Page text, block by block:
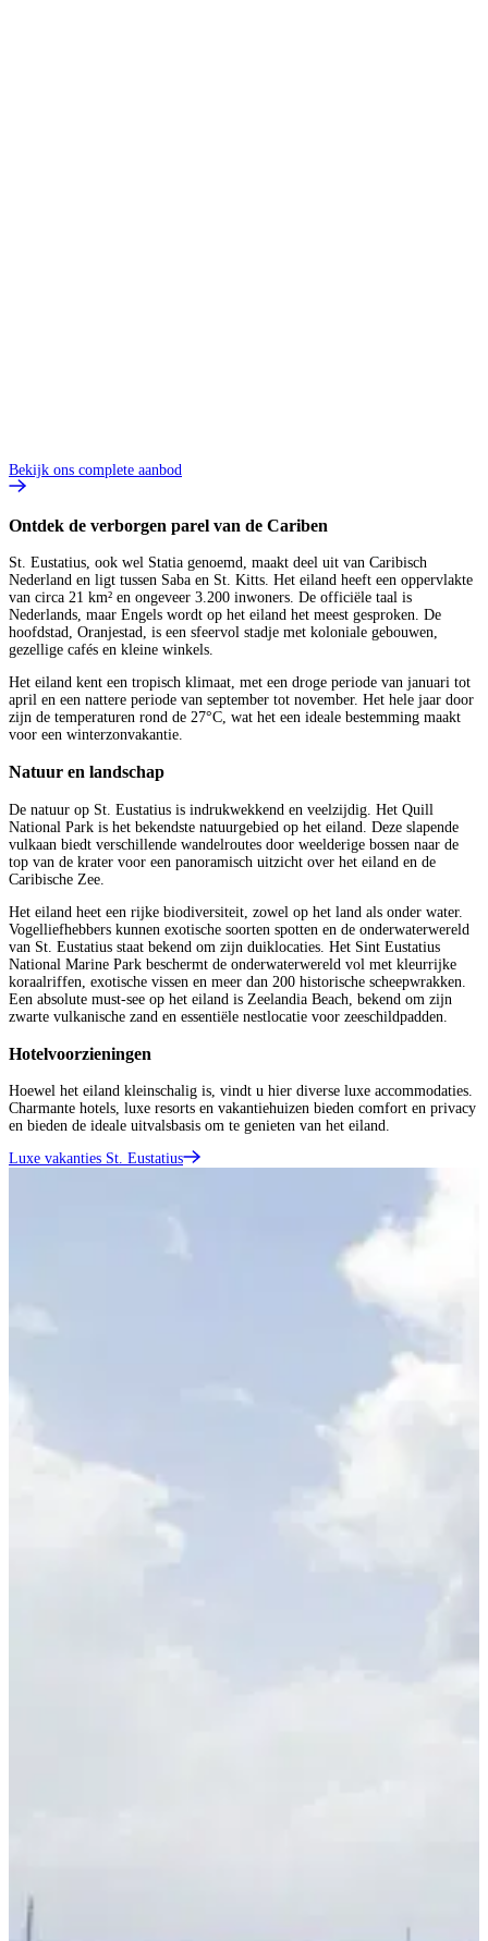
Bekijk ons complete aanbod
Ontdek de verborgen parel van de Cariben
St. Eustatius, ook wel Statia genoemd, maakt deel uit van Caribisch
Nederland en ligt tussen Saba en St. Kitts. Het eiland heeft een oppervlakte
van circa 21 km² en ongeveer 3.200 inwoners. De officiële taal is
Nederlands, maar Engels wordt op het eiland het meest gesproken. De
hoofdstad, Oranjestad, is een sfeervol stadje met koloniale gebouwen,
gezellige cafés en kleine winkels.
Het eiland kent een tropisch klimaat, met een droge periode van januari tot
april en een nattere periode van september tot november. Het hele jaar door
zijn de temperaturen rond de 27°C, wat het een ideale bestemming maakt
voor een winterzonvakantie.
Natuur en landschap
De natuur op St. Eustatius is indrukwekkend en veelzijdig. Het Quill
National Park is het bekendste natuurgebied op het eiland. Deze slapende
vulkaan biedt verschillende wandelroutes door weelderige bossen naar de
top van de krater voor een panoramisch uitzicht over het eiland en de
Caribische Zee.
Het eiland heet een rijke biodiversiteit, zowel op het land als onder water.
Vogelliefhebbers kunnen exotische soorten spotten en de onderwaterwereld
van St. Eustatius staat bekend om zijn duiklocaties. Het Sint Eustatius
National Marine Park beschermt de onderwaterwereld vol met kleurrijke
koraalriffen, exotische vissen en meer dan 200 historische scheepwrakken.
Een absolute must-see op het eiland is Zeelandia Beach, bekend om zijn
zwarte vulkanische zand en essentiële nestlocatie voor zeeschildpadden.
Hotelvoorzieningen
Hoewel het eiland kleinschalig is, vindt u hier diverse luxe accommodaties.
Charmante hotels, luxe resorts en vakantiehuizen bieden comfort en privacy
en bieden de ideale uitvalsbasis om te genieten van het eiland.
Luxe vakanties St. Eustatius